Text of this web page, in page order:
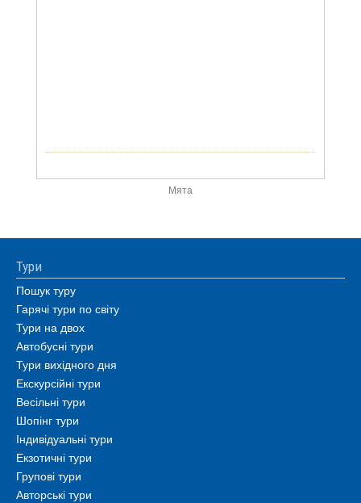
Мята
Тури
Пошук туру
Гарячі тури по світу
Тури на двох
Автобусні тури
Тури вихідного дня
Екскурсійні тури
Весільні тури
Шопінг тури
Індивідуальні тури
Екзотичні тури
Групові тури
Авторські тури